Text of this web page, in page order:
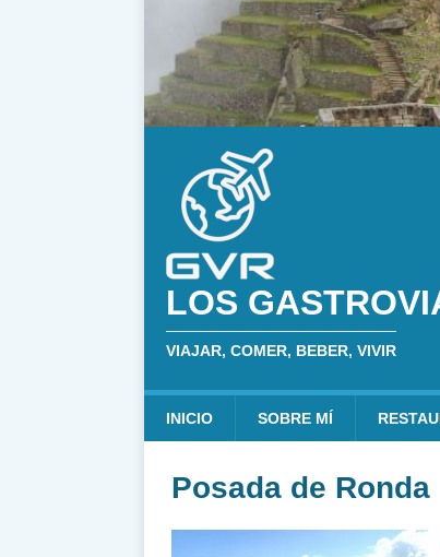
LOS
VIAJAR, COMER, BEBER, VIVIR
INICIO SOBRE MÍ
Posada de Ronda